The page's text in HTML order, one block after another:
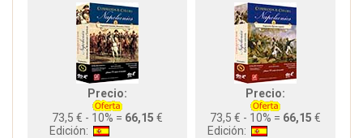
Precio:
73,5 € - 10% = 66,15 €
Edición:
Precio:
73,5 € - 10% = 66,15 €
Edición: